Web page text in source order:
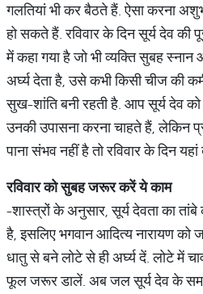
गलतियां भी कर बैठते हैं. ऐसा करना
हो सकते हैं. रविवार के दिन सूर्य देव की
में कहा गया है जो भी व्यक्ति सुबह
अर्घ्य देता है, उसे कभी किसी चीज की
सुख-शांति बनी रहती है. आप सूर्य देव
उनकी उपासना करना चाहते हैं, लेकिन
पाना संभव नहीं है तो रविवार के दिन
रविवारकोसुबहजरूरकरेंयेकाम
-शास्त्रों के अनुसार, सूर्य देवता का
है, इसलिए भगवान आदित्य नारायण
धातु से बने लोटे से ही अर्घ्य दें. लोटे में
फूल जरूर डालें. अब जल सूर्य देव के